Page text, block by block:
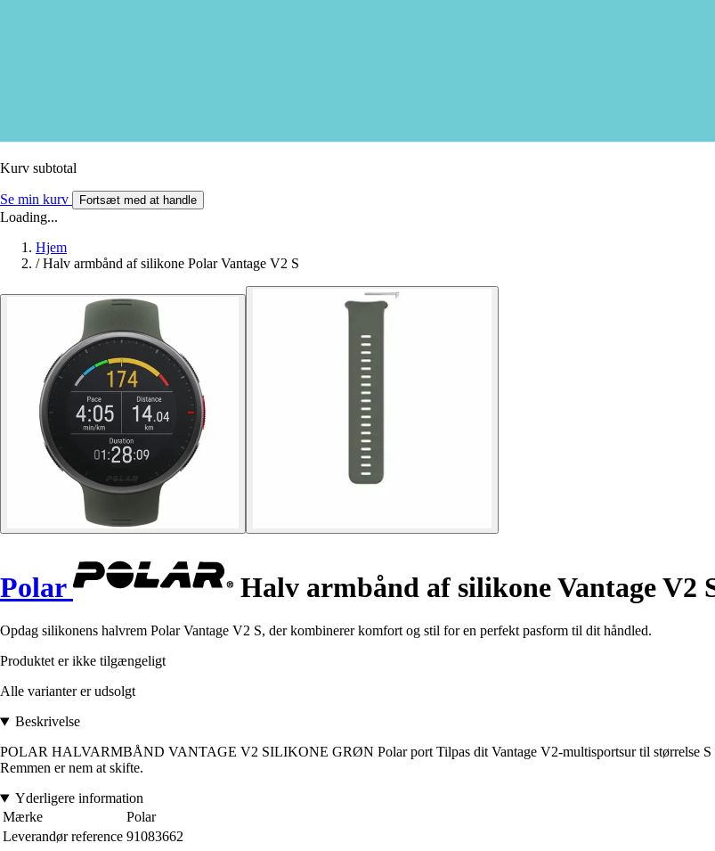
Kurv subtotal
Se min kurv Fortsæt med at handle
Loading...
Hjem
/ Halv armbånd af silikone Polar Vantage V2 S
Polar Halv armbånd af silikone Vantage V2
Opdag silikonens halvrem Polar Vantage V2 S, der kombinerer komfort og stil for en perfekt pasform til dit håndled.
Produktet er ikke tilgængeligt
Alle varianter er udsolgt
Beskrivelse
POLAR HALVARMBÅND VANTAGE V2 SILIKONE GRØN Polar port Tilpas dit Vantage V2-multisportsur til størrelse S
Remmen er nem at skifte.
Yderligere information
Mærke
Polar
Leverandør reference 91083662